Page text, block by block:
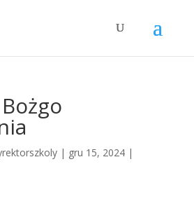
| gru 15, 2024|